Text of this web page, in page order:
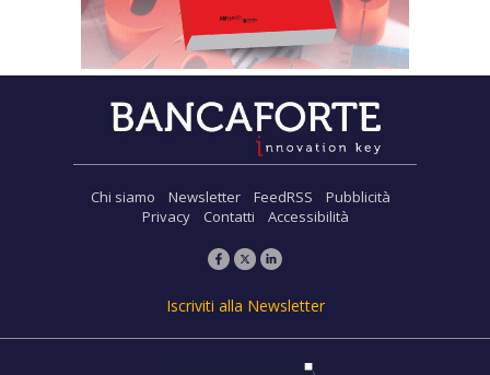
Chi siamo Newsletter FeedRSS
Pubblicità
Privacy
Contatti Accessibilità
Iscriviti alla Newsletter